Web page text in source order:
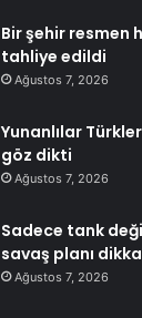
Bir şehir resmen
tahliye edildi
Ağustos 7, 2026
Yunanlılar
göz dikti
Ağustos 7, 2026
Sadece tank
savaş planı
Ağustos 7, 2026